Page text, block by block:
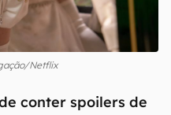
Netflix
conter spoilers de